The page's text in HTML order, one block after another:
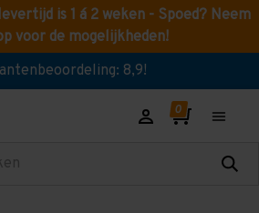
is 1 á 2 weken - Spoed? Neem
voor de mogelijkheden!
8,9!